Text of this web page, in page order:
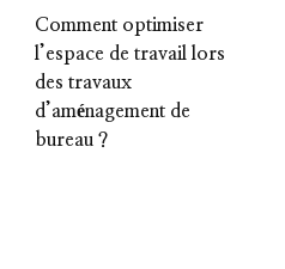
Comment optimiser
l’espace de travail lors
des travaux
d’aménagement de
bureau ?